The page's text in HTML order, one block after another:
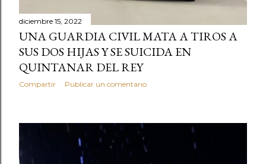
diciembre 15, 2022
UNA GUARDIA CIVIL MATA A TIROS A
SUS DOS HIJAS Y SE SUICIDA EN
QUINTANAR DEL REY
Compartir Publicar un comentario